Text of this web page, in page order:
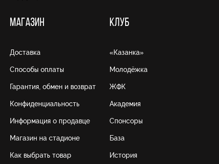
МАГАЗИН
Доставка
Способы оплаты
Гарантия, обмен и возврат
Конфиденциальность
Информация о продавце
Магазин на стадионе
Как выбрать товар
КЛУБ
«Казанка»
Молодёжка
ЖФК
Академия
Спонсоры
База
История